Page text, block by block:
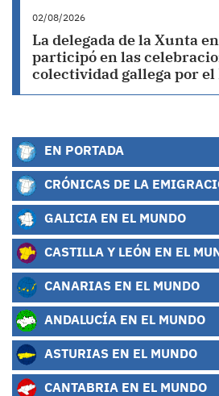
02/08/2026
La delegada de la Xunta
participó en las
colectividad gallega por el
EN PORTADA
CRÓNICAS DE LA
GALICIA EN EL MUNDO
CASTILLA Y LEÓN EN EL
CANARIAS EN EL MUNDO
ANDALUCÍA EN EL MUNDO
ASTURIAS EN EL MUNDO
CANTABRIA EN EL MUNDO